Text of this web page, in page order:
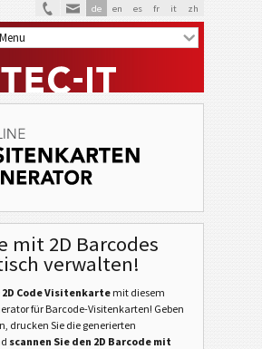
de en es fr it zh
mit 2D Barcodes
verwalten!
2D Code Visitenkarte mit diesem
für Barcode-Visitenkarten! Geben
drucken Sie die generierten
scannen Sie den 2D Barcode mit